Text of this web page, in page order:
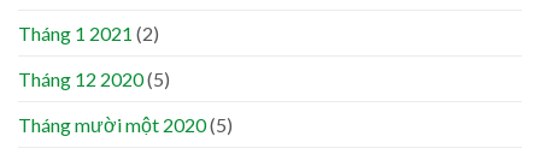
Tháng 1 2021 (2)
Tháng 12 2020(5)
Tháng mười một 2020(5)